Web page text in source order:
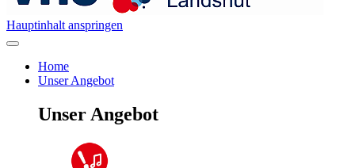
Hauptinhalt anspringen
Home
Unser Angebot
Unser Angebot